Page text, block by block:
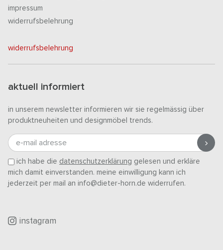
impressum
widerrufsbelehrung
widerrufsbelehrung
aktuell informiert
in unserem newsletter informieren wir sie regelmässig über
produktneuheiten und designmöbel trends.
e-mail adresse
ich habe die datenschutzerklärung gelesen und erkläre
mich damit einverstanden. meine einwilligung kann ich
jederzeit per mail an info@dieter-horn.de widerrufen.
instagram